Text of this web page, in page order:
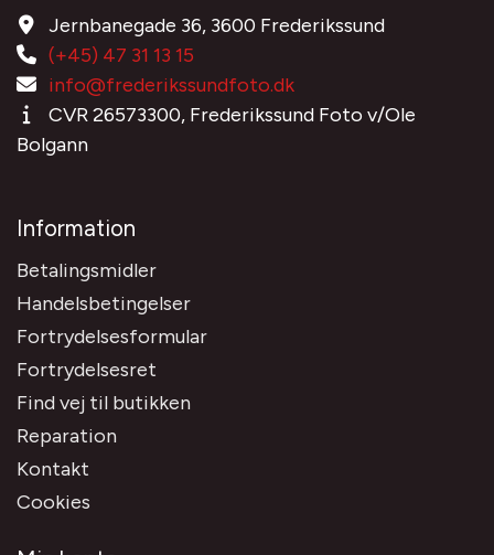
Jernbanegade 36, 3600 Frederikssund
(+45) 47 31 13 15
info@frederikssundfoto.dk
CVR 26573300, Frederikssund Foto v/Ole
Bolgann
Information
Betalingsmidler
Handelsbetingelser
Fortrydelsesformular
Fortrydelsesret
Find vej til butikken
Reparation
Kontakt
Cookies